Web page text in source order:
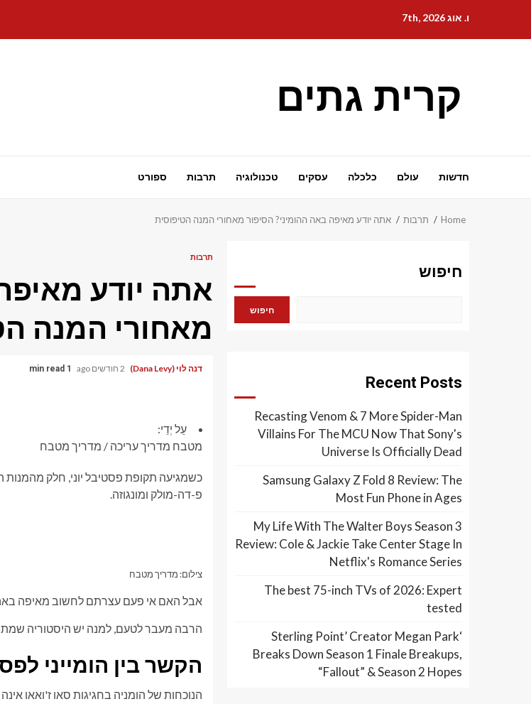
content
ו. אוג 7th, 2026
קרית גתים
חדשות עולם כלכלה עסקים טכנולוגיה תרבות ספורט
Home תרבות אתה יודע מאיפה באה ההומיני? הסיפור מאחורי המנה הטיפוסית
תרבות
אתה יודע
מאחורי המנה
דנה לוי (Dana Levy) 2 חודשים ago 1 min read
עַל יְדֵי:
מטבח מדריך עריכה / מדריך מטבח
כשמגיעה תקופת פסטיבל יוני, חלק מהמנות
פ-דה-מולק ומונגוזה.
צילום: מדריך מטבח
אבל האם אי פעם עצרתם לחשוב מאיפה
הרבה מעבר לטעם, למנה יש היסטוריה
הקשר בין הומייני
הנוכחות של הומניה בחגיגות סאו ז'ואאו
חיפוש
חיפוש
Recent Posts
Recasting Venom & 7 More Spider-Man
Villains For The MCU Now That Sony's
Universe Is Officially Dead
Samsung Galaxy Z Fold 8 Review: The
Most Fun Phone in Ages
My Life With The Walter Boys Season 3
Review: Cole & Jackie Take Center Stage In
Netflix's Romance Series
The best 75-inch TVs of 2026: Expert
tested
‘Sterling Point’ Creator Megan Park
Breaks Down Season 1 Finale Breakups,
“Fallout” & Season 2 Hopes